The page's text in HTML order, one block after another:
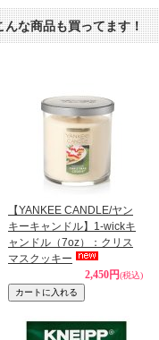
な商品も買ってます！
【YANKEE CANDLE/ヤン
キーキャンドル】1-wickキ
ャンドル（7oz）：クリス
マスクッキー
2,450円(税込)